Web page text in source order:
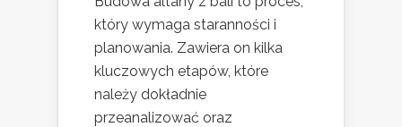
który wymaga staranności i
planowania. Zawiera on kilka
kluczowych etapów, które
należy dokładnie
przeanalizować oraz